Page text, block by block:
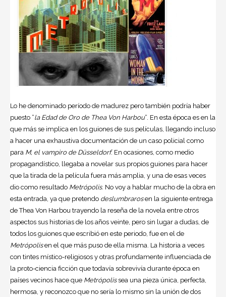
Lo he denominado período de madurez pero también podría haber
puesto “la Edad de Oro de Thea Von Harbou“. En esta época es en la
que más se implica en los guiones de sus películas, llegando incluso
a hacer una exhaustiva documentación de un caso policial como
para M, el vampiro de Düsseldorf. En ocasiones, como medio
propagandístico, llegaba a novelar sus propios guiones para hacer
que la tirada de la película fuera más amplia, y una de esas veces
dio como resultado Metrópolis. No voy a hablar mucho de la obra en
esta entrada, ya que pretendo deslumbrarosen la siguiente entrega
de Thea Von Harbou trayendo la reseña de la novela entre otros
aspectos sus historias de los años veinte, pero sin lugar a dudas, de
todos los guiones que escribió en este periodo, fue en el de
Metrópolisen el que más puso de ella misma. La historia a veces
con tintes místico-religiosos y otras profundamente influenciada de
la proto-ciencia ficción que todavía sobrevivía durante época en
países vecinos hace que Metrópolissea una pieza única, perfecta,
hermosa, y reconozco que no sería lo mismo sin la unión de dos